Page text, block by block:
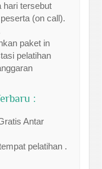
hari tersebut
(on call).
paket in
pelatihan
:
Antar
pelatihan .